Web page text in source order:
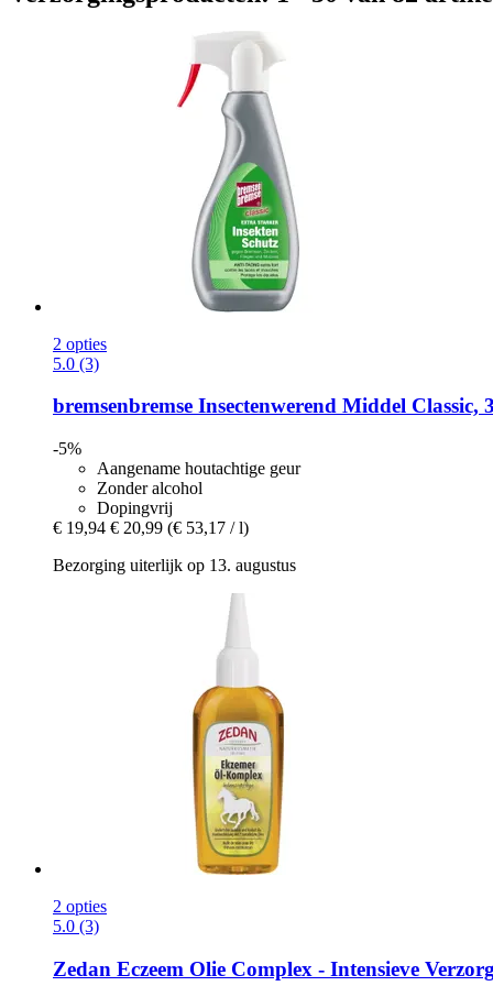
2 opties
5.0 (3)
bremsenbremse Insectenwerend Middel Classic,
-5%
Aangename houtachtige geur
Zonder alcohol
Dopingvrij
€ 19,94 € 20,99 (€ 53,17 / l)
Bezorging uiterlijk op 13. augustus
2 opties
5.0 (3)
Zedan Eczeem Olie Complex -​ Intensieve